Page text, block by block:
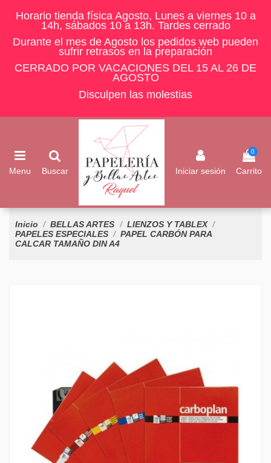
Horario tienda física Agosto, Lunes a viernes 10 a
14h, sábados 10 a 13h. Tardes cerrado
Durante el mes de Agosto los pedidos web pueden
sufrir retrasos en la preparación
CERRADO POR VACACIONES DEL 15 AL 26 DE
AGOSTO
Disculpen las molestias
Menu Buscar Iniciar sesión
0
Carrito
Inicio BELLAS ARTES
LIENZOS Y TABLEX
PAPELES ESPECIALES
PAPEL CARBÓN PARA
CALCAR TAMAÑO DIN A4